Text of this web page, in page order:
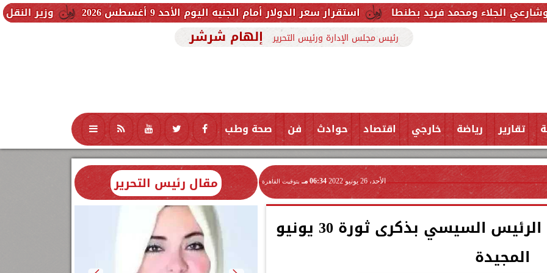
وزير النقل يصدر قرارًا استقرار سعر الدولار أمام الجنيه اليوم الأحد 9 أغسطس 2026
رئيس مجلس الإدارة ورئيس التحرير إلهام شرشر
تقارير رياضة خارجي اقتصاد حوادث فن صحة وطب تكنولوجيا منوعات محافظات
الأحد، 26 يونيو 2022 06:34 مـ بتوقيت القاهرة
وزير التنمية المحلية يهنئ الرئيس السيسي بذكرى ثورة 30 يونيو
المجيدة
مقال رئيس التحرير